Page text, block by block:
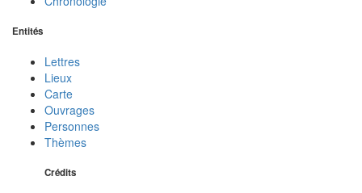
Entités
Lettres
Lieux
Carte
Ouvrages
Personnes
Thèmes
Crédits